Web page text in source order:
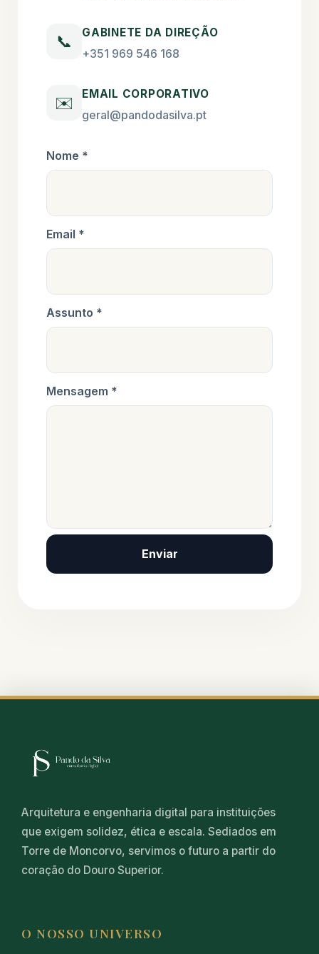
📞 GABINETE DA DIREÇÃO
+351 969 546 168
✉️ EMAIL CORPORATIVO
geral@pandodasilva.pt
Nome *
Email *
Assunto *
Mensagem *
Enviar
Arquitetura e engenharia digital para instituições
que exigem solidez, ética e escala. Sediados em
Torre de Moncorvo, servimos o futuro a partir do
coração do Douro Superior.
O NOSSO UNIVERSO